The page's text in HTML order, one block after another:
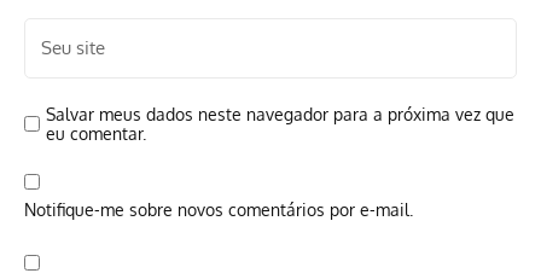
Salvar meus dados neste navegador para a próxima vez que
eu comentar.
Notifique-me sobre novos comentários por e-mail.